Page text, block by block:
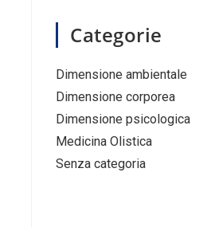
Categorie
Dimensione ambientale
Dimensione corporea
Dimensione psicologica
Medicina Olistica
Senza categoria